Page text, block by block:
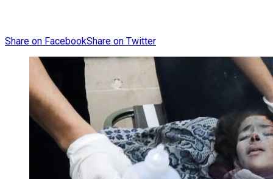
Share on FacebookShare on Twitter